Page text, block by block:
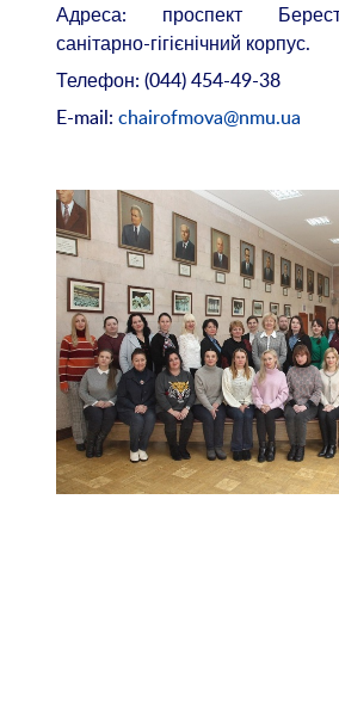
Адреса: проспект
санітарно-гігієнічний корпус.
Телефон: (044) 454-49-38
E-mail: chairofmova@nmu.ua